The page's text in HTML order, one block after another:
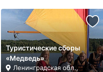
Туристические сборы
«Медведь»
Ленинградская обл.,